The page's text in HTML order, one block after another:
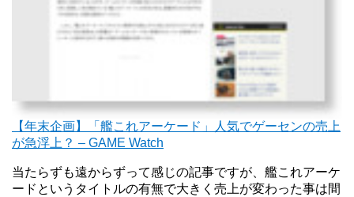
【年末企画】「艦これアーケード」人気でゲーセンの売上
が急浮上？ – GAME Watch
当たらずも遠からずって感じの記事ですが、艦これアーケ
ードというタイトルの有無で大きく売上が変わった事は間